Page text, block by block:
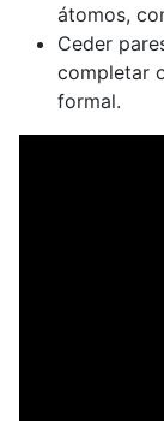
átomos,
Ceder
completar
formal.